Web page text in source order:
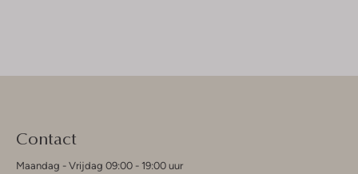
Contact
Maandag - Vrijdag 09:00 - 19:00 uur